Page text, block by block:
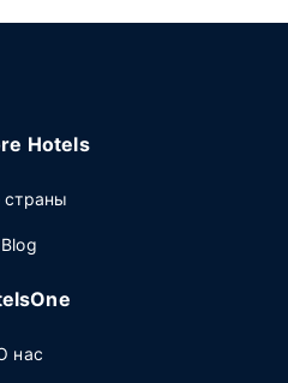
Hotels
страны
Blog
нас